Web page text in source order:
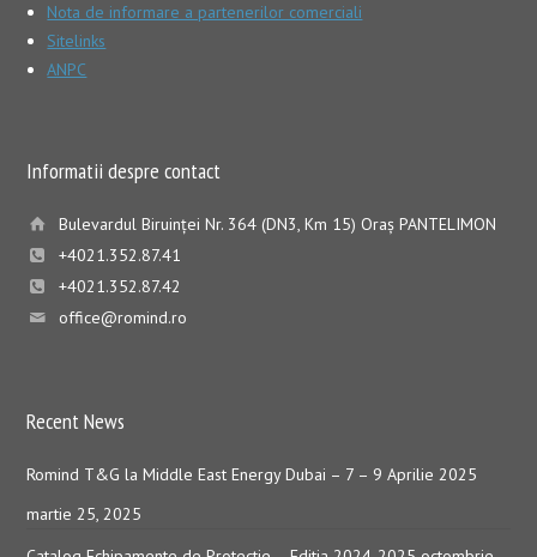
Nota de informare a partenerilor comerciali
Sitelinks
ANPC
Informatii despre contact
Bulevardul Biruinţei Nr. 364 (DN3, Km 15) Oraş PANTELIMON
+4021.352.87.41
+4021.352.87.42
office@romind.ro
Recent News
Romind T&G la Middle East Energy Dubai – 7 – 9 Aprilie 2025
martie 25, 2025